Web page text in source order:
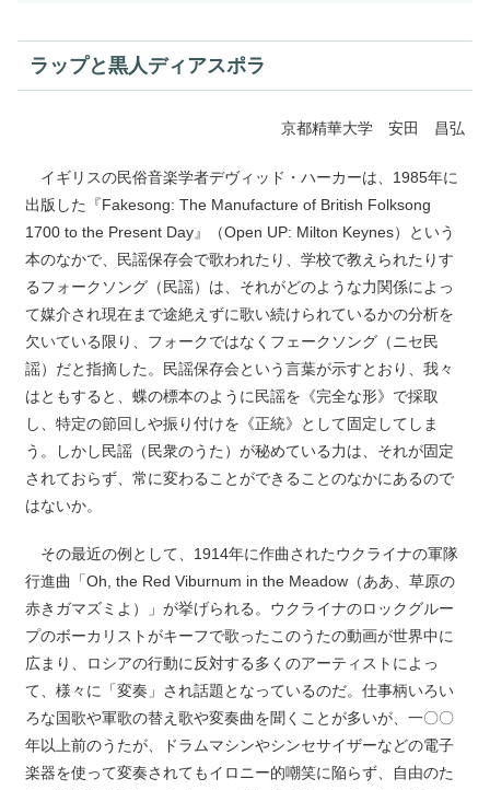
ラップと黒人ディアスポラ
京都精華大学 安田 昌弘
イギリスの民俗音楽学者デヴィッド・ハーカーは、1985年に
出版した『Fakesong: The Manufacture of British Folksong
1700 to the Present Day』（Open UP: Milton Keynes）という
本のなかで、民謡保存会で歌われたり、学校で教えられたりす
るフォークソング（民謡）は、それがどのような力関係によっ
て媒介され現在まで途絶えずに歌い続けられているかの分析を
欠いている限り、フォークではなくフェークソング（ニセ民
謡）だと指摘した。民謡保存会という言葉が示すとおり、我々
はともすると、蝶の標本のように民謡を《完全な形》で採取
し、特定の節回しや振り付けを《正統》として固定してしま
う。しかし民謡（民衆のうた）が秘めている力は、それが固定
されておらず、常に変わることができることのなかにあるので
はないか。
その最近の例として、1914年に作曲されたウクライナの軍隊
行進曲「Oh, the Red Viburnum in the Meadow（ああ、草原の
赤きガマズミよ）」が挙げられる。ウクライナのロックグルー
プのボーカリストがキーフで歌ったこのうたの動画が世界中に
広まり、ロシアの行動に反対する多くのアーティストによっ
て、様々に「変奏」され話題となっているのだ。仕事柄いろい
ろな国歌や軍歌の替え歌や変奏曲を聞くことが多いが、一〇〇
年以上前のうたが、ドラムマシンやシンセサイザーなどの電子
楽器を使って変奏されてもイロニー的嘲笑に陥らず、自由のた